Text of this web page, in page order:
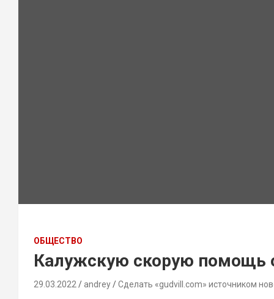
ОБЩЕСТВО
Калужскую скорую помощь
29.03.2022 andrey Сделать «gudvill.com» источником